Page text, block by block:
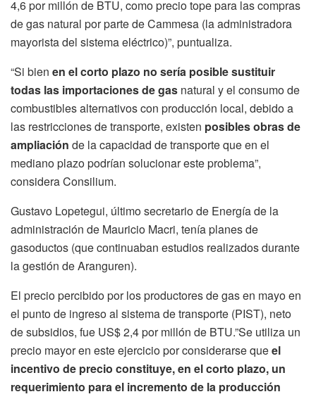
4,6 por millón de BTU, como precio tope para las compras
de gas natural por parte de Cammesa (la administradora
mayorista del sistema eléctrico)”, puntualiza.
“Si bien en el corto plazo no sería posible sustituir
todas las importaciones de gas natural y el consumo de
combustibles alternativos con producción local, debido a
las restricciones de transporte, existen posibles obras de
ampliación de la capacidad de transporte que en el
mediano plazo podrían solucionar este problema”,
considera Consilium.
Gustavo Lopetegui, último secretario de Energía de la
administración de Mauricio Macri, tenía planes de
gasoductos (que continuaban estudios realizados durante
la gestión de Aranguren).
El precio percibido por los productores de gas en mayo en
el punto de ingreso al sistema de transporte (PIST), neto
de subsidios, fue US$ 2,4 por millón de BTU.”Se utiliza un
precio mayor en este ejercicio por considerarse queel
incentivo de precio constituye, en el corto plazo, un
requerimiento para el incremento de la producción